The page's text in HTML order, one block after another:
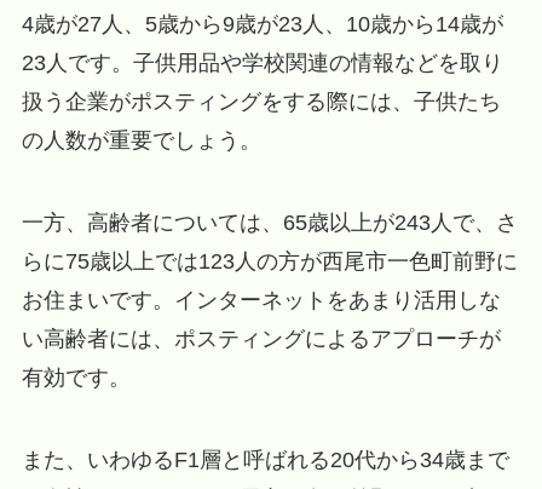
4歳が27人、5歳から9歳が23人、10歳から14歳が
23人です。子供用品や学校関連の情報などを取り
扱う企業がポスティングをする際には、子供たち
の人数が重要でしょう。
一方、高齢者については、65歳以上が243人で、さ
らに75歳以上では123人の方が西尾市一色町前野に
お住まいです。インターネットをあまり活用しな
い高齢者には、ポスティングによるアプローチが
有効です。
また、いわゆるF1層と呼ばれる20代から34歳まで